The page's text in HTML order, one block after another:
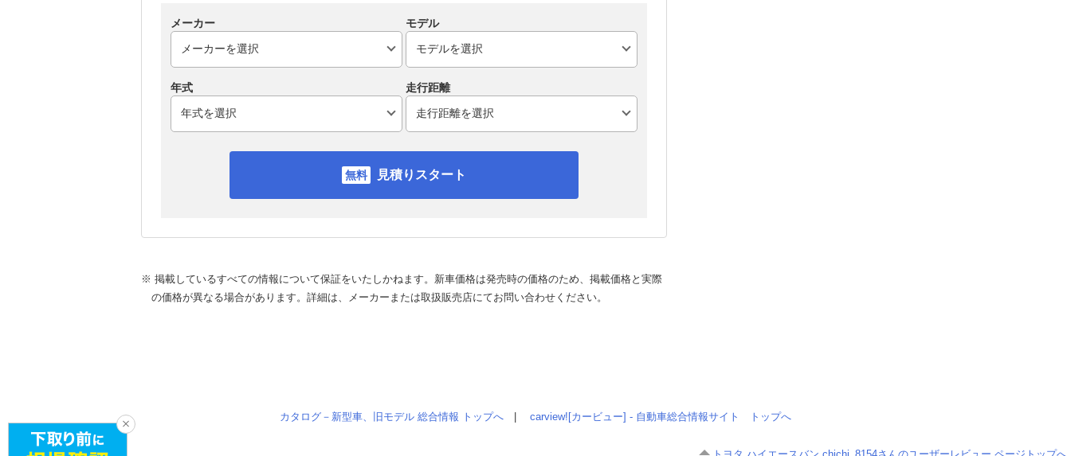
メーカー モデル
年式 走行距離
見積りスタート
※ 掲載しているすべての情報について保証をいたしかねます。新車価格は発売時の価格のため、掲載価格と実際
の価格が異なる場合があります。詳細は、メーカーまたは取扱販売店にてお問い合わせください。
カタログ－新型車、旧モデル 総合情報 トップへ carview![カービュー] - 自動車総合情報サイト トップへ